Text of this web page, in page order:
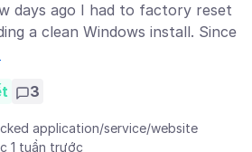
days ago I had to factory reset
a clean Windows install. Since
3
application/service/website
1 tuần trước